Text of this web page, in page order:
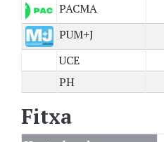
PACMA
PUM+J
UCE
PH
Fitxa